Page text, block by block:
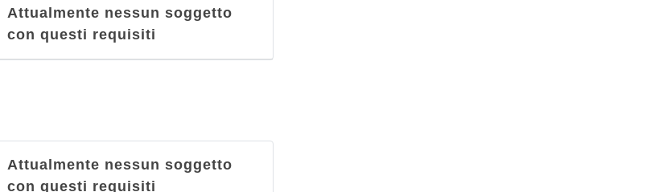
viale Privato De Martino 22, Napoli
Attualmente nessun soggetto
con questi requisiti
Attualmente nessun soggetto
con questi requisiti